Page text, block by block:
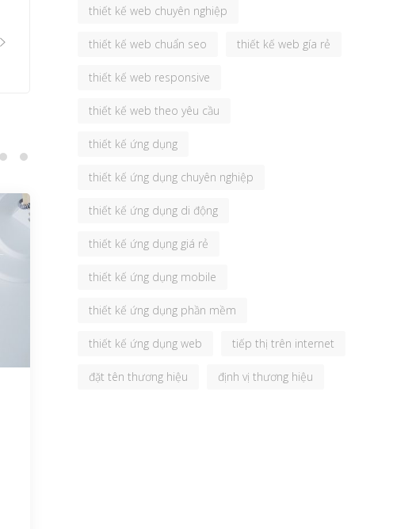
thiết kế web chuyên nghiệp
thiết kế web chuẩn seo thiết kế web gía rẻ
thiết kế web responsive
thiết kế web theo yêu cầu
thiết kế ứng dụng
thiết kế ứng dụng chuyên nghiệp
thiết kế ứng dụng di động
thiết kế ứng dụng giá rẻ
thiết kế ứng dụng mobile
thiết kế ứng dụng phần mềm
thiết kế ứng dụng web tiếp thị trên internet
đặt tên thương hiệu định vị thương hiệu